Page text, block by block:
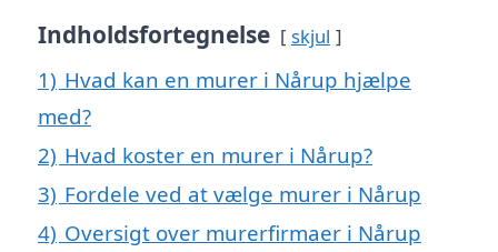
Indholdsfortegnelse skjul
1) Hvad kan en murer i Nårup hjælpe
med?
2) Hvad koster en murer i Nårup?
3) Fordele ved at vælge murer i Nårup
4) Oversigt over murerfirmaer i Nårup